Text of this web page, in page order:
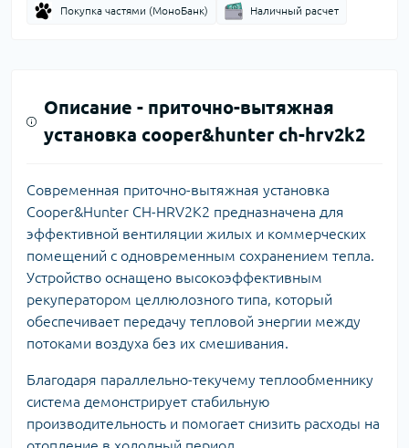
Покупка частями (МоноБанк) Наличный расчет
Описание - приточно-вытяжная
установка cooper&hunter ch-hrv2k2
Современная приточно-вытяжная установка
Cooper&Hunter CH-HRV2K2 предназначена для
эффективной вентиляции жилых и коммерческих
помещений с одновременным сохранением тепла.
Устройство оснащено высокоэффективным
рекуператором целлюлозного типа, который
обеспечивает передачу тепловой энергии между
потоками воздуха без их смешивания.
Благодаря параллельно-текучему теплообменнику
система демонстрирует стабильную
производительность и помогает снизить расходы на